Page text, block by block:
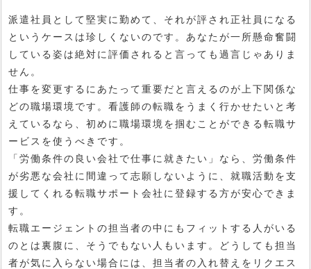
派遣社員として堅実に勤めて、それが評され正社員になる
というケースは珍しくないのです。あなたが一所懸命奮闘
している姿は絶対に評価されると言っても過言じゃありま
せん。
仕事を変更するにあたって重要だと言えるのが上下関係な
どの職場環境です。看護師の転職をうまく行かせたいと考
えているなら、初めに職場環境を掴むことができる転職サ
ービスを使うべきです。
「労働条件の良い会社で仕事に就きたい」なら、労働条件
が劣悪な会社に間違って志願しないように、就職活動を支
援してくれる転職サポート会社に登録する方が安心できま
す。
転職エージェントの担当者の中にもフィットする人がいる
のとは裏腹に、そうでもない人もいます。どうしても担当
者が気に入らない場合には、担当者の入れ替えをリクエス